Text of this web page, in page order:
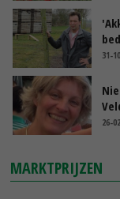
31-
26-
MARKTPRIJZEN